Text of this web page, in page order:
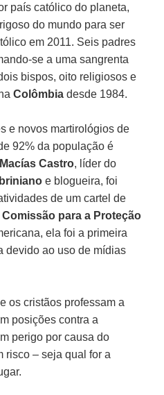
país católico do planeta,
do mundo para ser
em 2011. Seis padres
se a uma sangrenta
bispos, oito religiosos e
Colômbiadesde 1984.
e novos martirológios de
92% da população é
Castro, líder do
e blogueira, foi
de um cartel de
Comissão para a Proteção
ela foi a primeira
devido ao uso de mídias
os cristãos professam a
posições contra a
perigo por causa do
risco – seja qual for a